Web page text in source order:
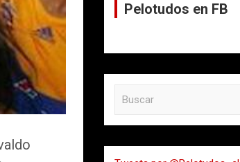
Pelotudos en FB
a